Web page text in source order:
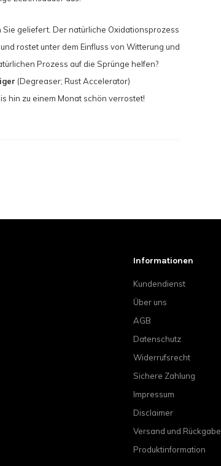
geliefert. Der natürliche Oxidationsprozess
und rostet unter dem Einfluss von Witterung und
Prozess auf die Sprünge helfen?
(Degreaser; Rust Accelerator)
hin zu einem Monat schön verrostet!
Informationen
Kundendienst
Über uns
AGB
Datenschutz
Widerrufsrecht
Sichere Zahlung
Impressum
Disclaimer
Versand und Rückgabe
Produktinformation